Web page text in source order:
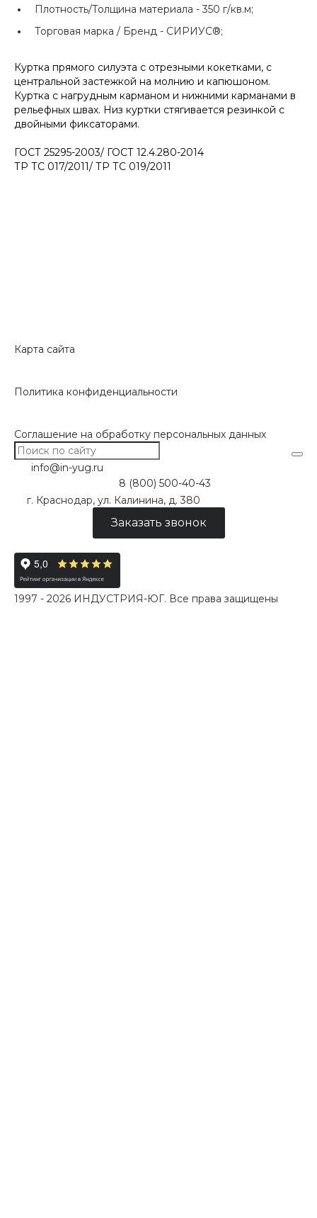
Плотность/Толщина материала - 350 г/кв.м;
Торговая марка / Бренд - СИРИУС®;
Куртка прямого силуэта с отрезными кокетками, с
центральной застежкой на молнию и капюшоном.
Куртка с нагрудным карманом и нижними карманами в
рельефных швах. Низ куртки стягивается резинкой с
двойными фиксаторами.
ГОСТ 25295-2003/ ГОСТ 12.4.280-2014
ТР ТС 017/2011/ ТР ТС 019/2011
Карта сайта
Политика конфиденциальности
Соглашение на обработку персональных данных
info@in-yug.ru
8 (800) 500-40-43
г. Краснодар, ул. Калинина, д. 380
Заказать звонок
1997 - 2026 ИНДУСТРИЯ-ЮГ. Все права защищены